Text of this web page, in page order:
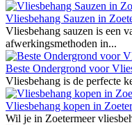
Vliesbehang Sauzen in
Vliesbehang sauzen is een
afwerkingsmethoden in...
Beste Ondergrond voor
Vliesbehang is de perfecte
Vliesbehang kopen in
Wil je in Zoetermeer